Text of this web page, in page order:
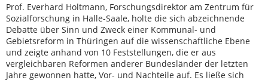
Prof. Everhard Holtmann, Forschungsdirektor am Zentrum für
Sozialforschung in Halle-Saale, holte die sich abzeichnende
Debatte über Sinn und Zweck einer Kommunal- und
Gebietsreform in Thüringen auf die wissenschaftliche Ebene
und zeigte anhand von 10 Feststellungen, die er aus
vergleichbaren Reformen anderer Bundesländer der letzten
Jahre gewonnen hatte, Vor- und Nachteile auf. Es ließe sich